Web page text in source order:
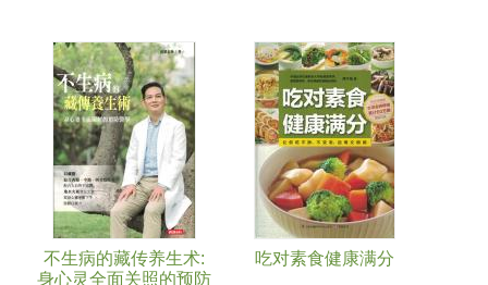
不生病的藏传养生术:
身心灵全面关照的预防
吃对素食健康满分